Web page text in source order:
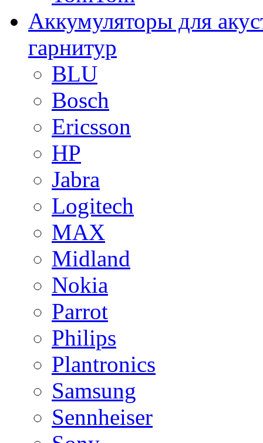
Аккумуляторы для
гарнитур
BLU
Bosch
Ericsson
HP
Jabra
Logitech
MAX
Midland
Nokia
Parrot
Philips
Plantronics
Samsung
Sennheiser